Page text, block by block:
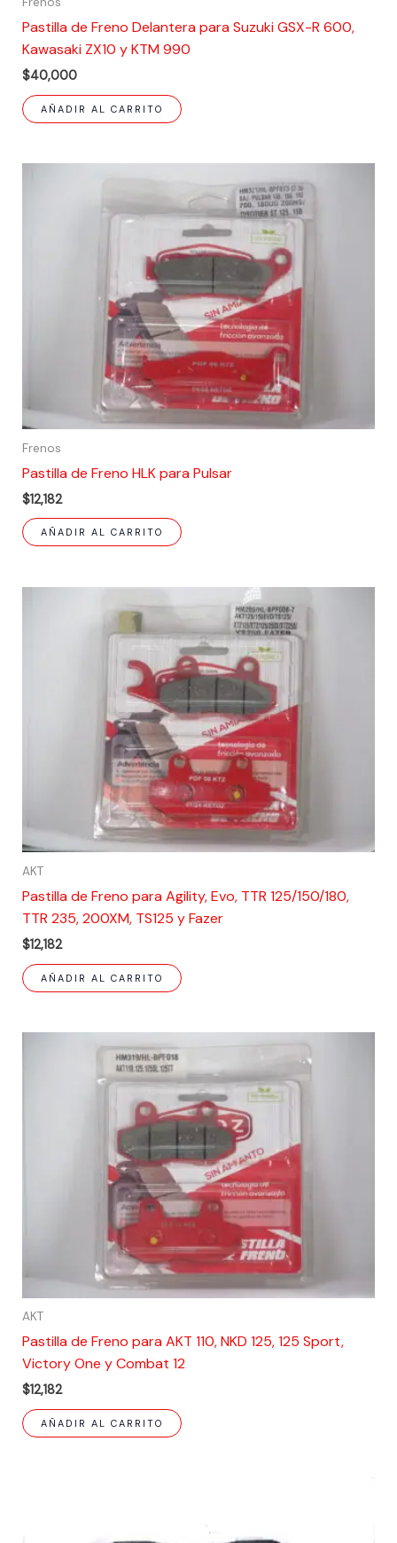
Pastilla de Freno Delantera para Suzuki GSX-R 600,
Kawasaki ZX10 y KTM 990
$40,000
AÑADIR AL CARRITO
Frenos
Pastilla de Freno HLK para Pulsar
$12,182
AÑADIR AL CARRITO
AKT
Pastilla de Freno para Agility, Evo, TTR 125/150/180,
TTR 235, 200XM, TS125 y Fazer
$12,182
AÑADIR AL CARRITO
AKT
Pastilla de Freno para AKT 110, NKD 125, 125 Sport,
Victory One y Combat 12
$12,182
AÑADIR AL CARRITO